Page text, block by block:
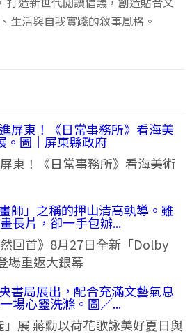
生活與自我實踐的敘事風格。
東！《日常事務所》看海美術
回首》8月27日全新「Dolby
場重返大銀幕
展 蔣勳以荷花歌詠美好夏日與